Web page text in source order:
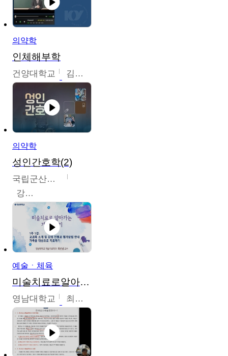
의약학
인체해부학
건양대학교 김철태
의약학
성인간호학(2)
국립군산대학교
강경아
예술ㆍ체육
미술치료로알아가는가족이야기
영남대학교 최선남